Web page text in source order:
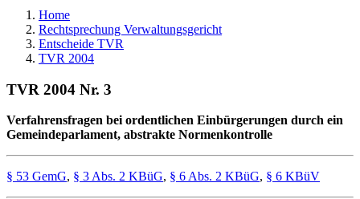
Home
Rechtsprechung Verwaltungsgericht
Entscheide TVR
TVR 2004
TVR 2004 Nr. 3
Verfahrensfragen bei ordentlichen Einbürgerungen durch ein
Gemeindeparlament, abstrakte Normenkontrolle
§ 53 GemG, § 3 Abs. 2 KBüG, § 6 Abs. 2 KBüG, § 6 KBüV